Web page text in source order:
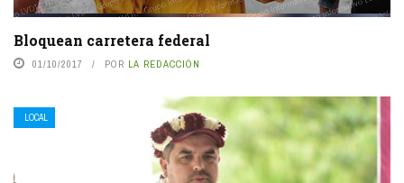
Bloquean carretera federal
01/10/2017 POR LA REDACCIÓN
LOCAL